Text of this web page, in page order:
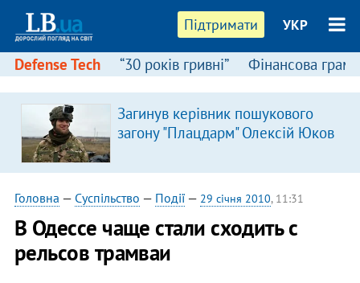
Підтримати УКР
Defense Tech “30 років гривні” Фінансова
Загинув керівник пошукового
загону "Плацдарм" Олексій Юков
Головна — Суспільство — Події— 29 січня 2010, 11:31
В Одессе чаще стали сходить с
рельсов трамваи